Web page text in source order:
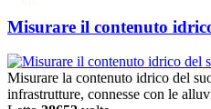
Misurare il contenuto
Misurare la contenuto idrico del
infrastrutture, connesse con le